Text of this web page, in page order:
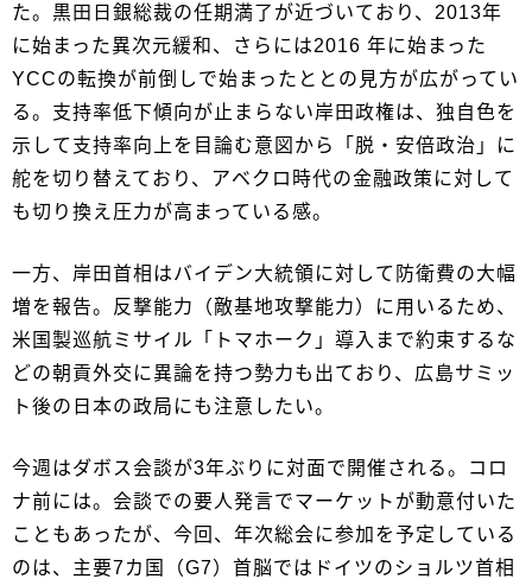
た。黒田日銀総裁の任期満了が近づいており、2013年
に始まった異次元緩和、さらには2016 年に始まった
YCCの転換が前倒しで始まったととの見方が広がってい
る。支持率低下傾向が止まらない岸田政権は、独自色を
示して支持率向上を目論む意図から「脱・安倍政治」に
舵を切り替えており、アベクロ時代の金融政策に対して
も切り換え圧力が高まっている感。
一方、岸田首相はバイデン大統領に対して防衛費の大幅
増を報告。反撃能力（敵基地攻撃能力）に用いるため、
米国製巡航ミサイル「トマホーク」導入まで約束するな
どの朝貢外交に異論を持つ勢力も出ており、広島サミッ
ト後の日本の政局にも注意したい。
今週はダボス会談が3年ぶりに対面で開催される。コロ
ナ前には。会談での要人発言でマーケットが動意付いた
こともあったが、今回、年次総会に参加を予定している
のは、主要7カ国（G7）首脳ではドイツのショルツ首相